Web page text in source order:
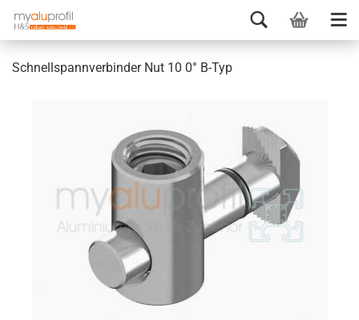
Schnellspannverbinder Nut 10 0° B-Typ